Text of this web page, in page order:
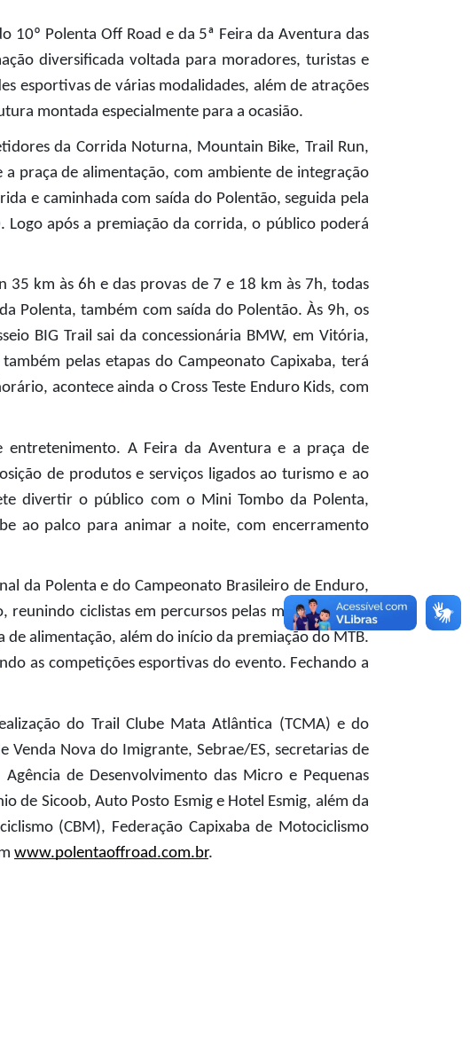
10º Polenta Off Road e da 5ª Feira da Aventura das
diversificada voltada para moradores, turistas e
esportivas de várias modalidades, além de atrações
montada especialmente para a ocasião.
da Corrida Noturna, Mountain Bike, Trail Run,
praça de alimentação, com ambiente de integração
e caminhada com saída do Polentão, seguida pela
após a premiação da corrida, o público poderá
35 km às 6h e das provas de 7 e 18 km às 7h, todas
Polenta, também com saída do Polentão. Às 9h, os
BIG Trail sai da concessionária BMW, em Vitória,
pelas etapas do Campeonato Capixaba, terá
acontece ainda o Cross Teste Enduro Kids, com
entretenimento. A Feira da Aventura e a praça de
de produtos e serviços ligados ao turismo e ao
divertir o público com o Mini Tombo da Polenta,
ao palco para animar a noite, com encerramento
da Polenta e do Campeonato Brasileiro de Enduro,
ciclistas em percursos pelas montanhas da
alimentação, além do início da premiação do MTB.
as competições esportivas do evento. Fechando a
do Trail Clube Mata Atlântica (TCMA) e do
Nova do Imigrante, Sebrae/ES, secretarias de
de Desenvolvimento das Micro e Pequenas
de Sicoob, Auto Posto Esmig e Hotel Esmig, além da
(CBM), Federação Capixaba de Motociclismo
www.polentaoffroad.com.br.